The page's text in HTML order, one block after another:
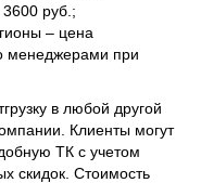
руб.;
– цена
менеджерами при
в любой другой
Клиенты могут
ТК с учетом
скидок. Стоимость